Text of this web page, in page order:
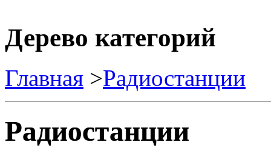
Дерево категорий
Главная >Радиостанции
Радиостанции